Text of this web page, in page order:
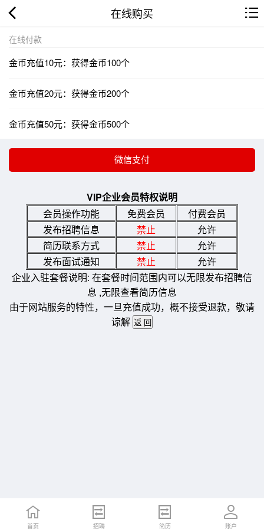
在线购买
在线付款
金币充值10元：获得金币100个
金币充值20元：获得金币200个
金币充值50元：获得金币500个
VIP企业会员特权说明
会员操作功能
免费会员
付费会员
发布招聘信息
禁止
允许
简历联系方式
禁止
允许
发布面试通知
禁止
允许
企业入驻套餐说明: 在套餐时间范围内可以无限发布招聘信
息 ,无限查看简历信息
由于网站服务的特性，一旦充值成功，概不接受退款，敬请
谅解
首页 招聘 简历 账户